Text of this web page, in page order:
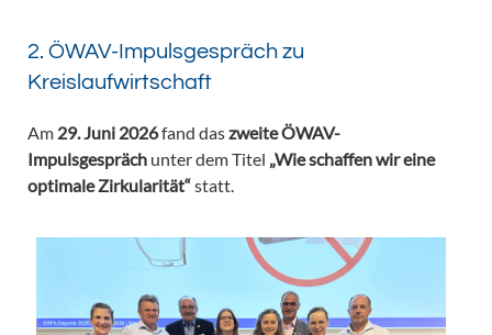
2. ÖWAV-Impulsgespräch zu
Kreislaufwirtschaft
Am 29. Juni 2026fand daszweite ÖWAV-
Impulsgespräch unter dem Titel „Wie schaffen wir eine
optimale Zirkularität“statt.